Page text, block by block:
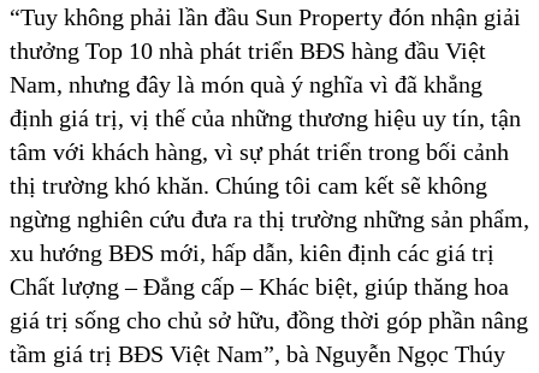
“Tuy không phải lần đầu Sun Property đón nhận giải
thưởng Top 10 nhà phát triển BĐS hàng đầu Việt
Nam, nhưng đây là món quà ý nghĩa vì đã khẳng
định giá trị, vị thế của những thương hiệu uy tín, tận
tâm với khách hàng, vì sự phát triển trong bối cảnh
thị trường khó khăn. Chúng tôi cam kết sẽ không
ngừng nghiên cứu đưa ra thị trường những sản phẩm,
xu hướng BĐS mới, hấp dẫn, kiên định các giá trị
Chất lượng – Đẳng cấp – Khác biệt, giúp thăng hoa
giá trị sống cho chủ sở hữu, đồng thời góp phần nâng
tầm giá trị BĐS Việt Nam”, bà Nguyễn Ngọc Thúy